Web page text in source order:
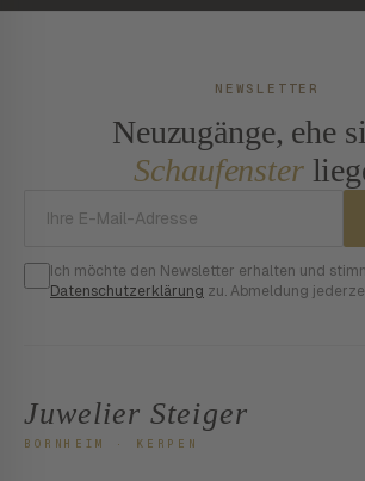
NEWSLETTER
Neuzugänge, ehe
Schaufenster
Ich möchte den Newsletter erhalten und
Datenschutzerklärung zu. Abmeldung
Juwelier Steiger
BORNHEIM · KERPEN